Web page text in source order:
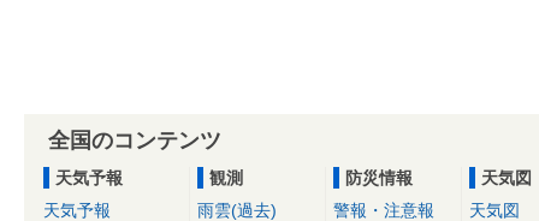
全国のコンテンツ
天気予報
天気予報
観測
雨雲(過去)
防災情報
警報・注意報
天気図
天気図